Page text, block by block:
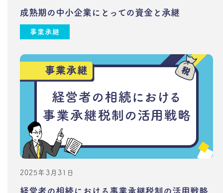
成熟期の中小企業にとっての資金と承継
事業承継
2025年3月31日
経営者の相続における事業承継税制の活用戦略